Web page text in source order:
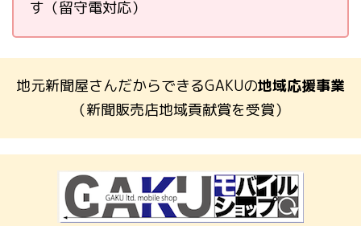
す（留守電対応）
地元新聞屋さんだからできるGAKUの地域応援事業
（新聞販売店地域貢献賞を受賞）